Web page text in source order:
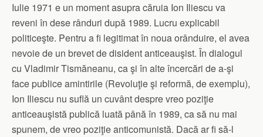
Iulie 1971 e un moment asupra căruia Ion Iliescu va
reveni în dese rânduri după 1989. Lucru explicabil
politiceşte. Pentru a fi legitimat în noua orânduire, el avea
nevoie de un brevet de disident anticeauşist. În dialogul
cu Vladimir Tismăneanu, ca şi în alte încercări de a-şi
face publice amintirile (Revoluţie şi reformă, de exemplu),
Ion Iliescu nu suflă un cuvânt despre vreo poziţie
anticeauşistă publică luată până în 1989, ca să nu mai
spunem, de vreo poziţie anticomunistă. Dacă ar fi să-l